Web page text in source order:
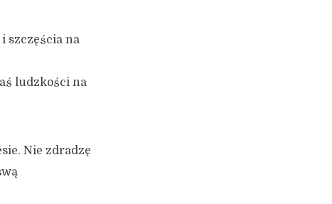
szczęścia na
ludzkości na
Nie zdradzę